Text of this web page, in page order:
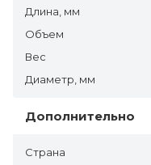
Длина, мм
Объем
Вес
Диаметр, мм
Дополнительно
Страна